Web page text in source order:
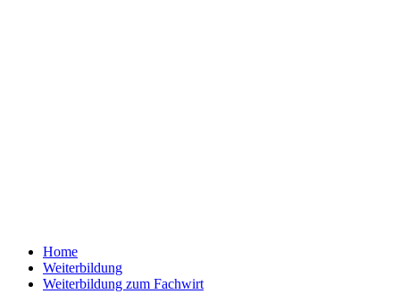
Home
Weiterbildung
Weiterbildung zum Fachwirt